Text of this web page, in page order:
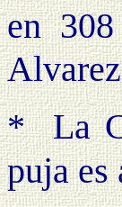
en
*
La
puja es